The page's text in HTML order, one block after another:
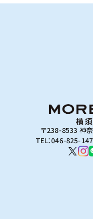
〒238-8533 神
TEL：046-825-